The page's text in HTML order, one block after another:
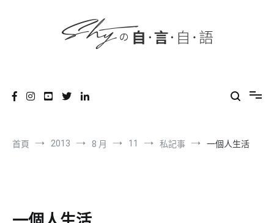
首頁 2013 8 月 11 私記事 一個人生活